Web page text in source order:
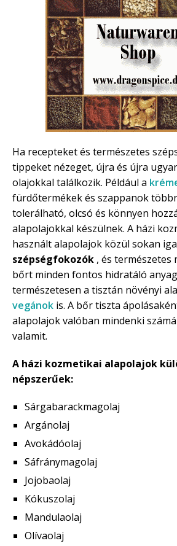
Ha recepteket és természetes
tippeket nézeget, újra és újra
olajokkal találkozik. Például a
fürdőtermékek és szappanok
tolerálható, olcsó és könnyen
alapolajokkal készülnek. A házi
használt alapolajok közül sokan
szépségfokozók , és természetes
bőrt minden fontos hidratáló
természetesen a tisztán növényi
vegánok is. A bőr tiszta
alapolajok valóban mindenki
valamit.
A házi kozmetikai alapolajok
népszerűek:
Sárgabarackmagolaj
Argánolaj
Avokádóolaj
Sáfránymagolaj
Jojobaolaj
Kókuszolaj
Mandulaolaj
Olívaolaj